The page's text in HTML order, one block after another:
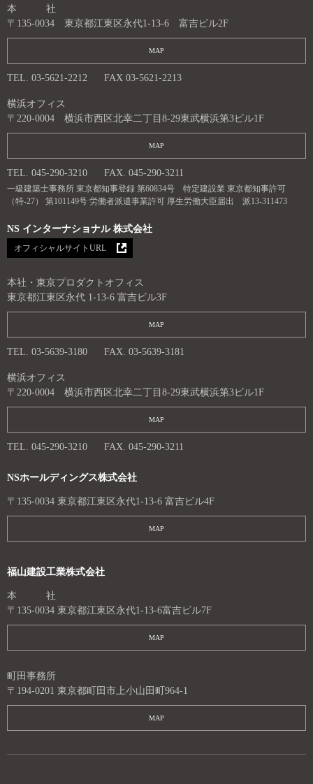
本 社
〒135-0034 東京都江東区永代1-13-6 富吉ビル2F
MAP
TEL. 03-5621-2212 FAX 03-5621-2213
横浜オフィス
〒220-0004 横浜市西区北幸二丁目8-29東武横浜第3ビル1F
MAP
TEL. 045-290-3210 FAX. 045-290-3211
一級建築士事務所 東京都知事登録 第60834号 特定建設業 東京都知事許可
（特-27） 第101149号 労働者派遣事業許可 厚生労働大臣届出 派13-311473
NS インターナショナル 株式会社
オフィシャルサイトURL
本社・東京プロダクトオフィス
東京都江東区永代 1-13-6 富吉ビル3F
MAP
TEL. 03-5639-3180 FAX. 03-5639-3181
横浜オフィス
〒220-0004 横浜市西区北幸二丁目8-29東武横浜第3ビル1F
MAP
TEL. 045-290-3210 FAX. 045-290-3211
NSホールディングス株式会社
〒135-0034 東京都江東区永代1-13-6 富吉ビル4F
MAP
福山建設工業株式会社
本 社
〒135-0034 東京都江東区永代1-13-6富吉ビル7F
MAP
町田事務所
〒194-0201 東京都町田市上小山田町964-1
MAP